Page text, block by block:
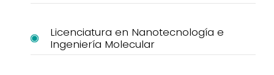
Licenciatura en Nanotecnología e
Ingeniería Molecular